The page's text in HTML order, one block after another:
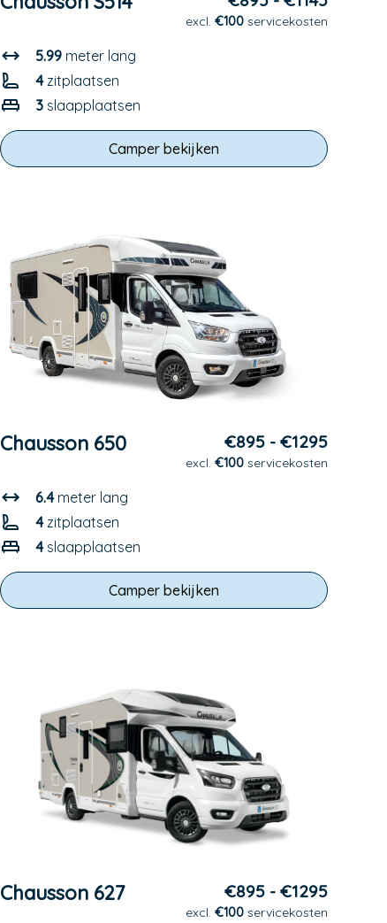
excl. €100servicekosten
5.99meter lang
4zitplaatsen
3slaapplaatsen
Camper bekijken
Chausson 650 €895 - €1295
excl. €100servicekosten
6.4meter lang
4zitplaatsen
4slaapplaatsen
Camper bekijken
Chausson 627 €895 - €1295
excl. €100servicekosten